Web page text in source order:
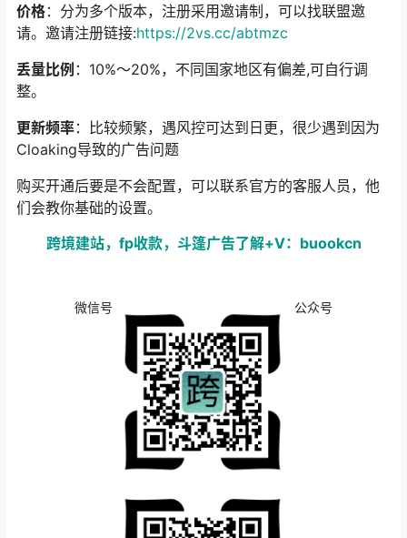
价格：分为多个版本，注册采用邀请制，可以找联盟邀
请。邀请注册链接:https://2vs.cc/abtmzc
丢量比例 ：10%～20%，不同国家地区有偏差,可自行调
整。
更新频率：比较频繁，遇风控可达到日更，很少遇到因为
Cloaking导致的广告问题
购买开通后要是不会配置，可以联系官方的客服人员，他
们会教你基础的设置。
跨境建站，fp收款，斗篷广告了解+V：buookcn
微信号 公众号